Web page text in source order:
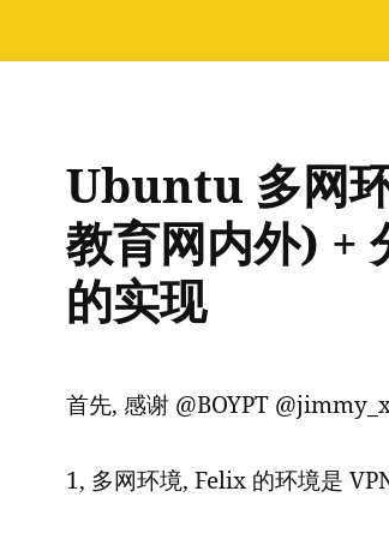
Ubuntu 多网
教育网内外) +
的实现
首先, 感谢 @BOYPT
1, 多网环境, Felix 的环境是